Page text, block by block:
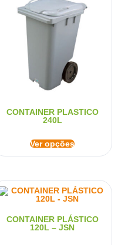
CONTAINER PLASTICO
240L
Ver opções
CONTAINER PLÁSTICO
120L – JSN